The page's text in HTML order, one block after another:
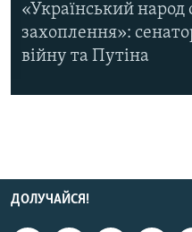
«Український народ
захоплення»:
війну та Путіна
ДОЛУЧАЙСЯ!